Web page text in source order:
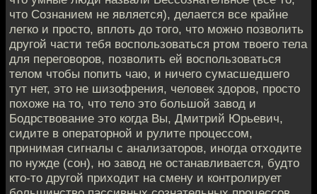
что Сознанием не является), делается все крайне
легко и просто, вплоть до того, что можно позволить
другой части тебя воспользоваться ртом твоего тела
для переговоров, позволить ей воспользоваться
телом чтобы попить чаю, и ничего сумасшедшего
тут нет, это не шизофрения, человек здоров, просто
похоже на то, что тело это большой завод и
Бодрствование это когда Вы, Дмитрий Юрьевич,
сидите в операторной и рулите процессом,
принимая сигналы с анализаторов, иногда отходите
по нужде (сон), но завод не останавливается, будто
кто-то другой приходит на смену и контролирует